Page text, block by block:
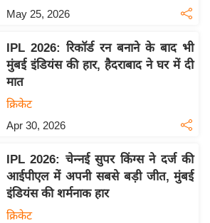
May 25, 2026
IPL 2026: रिकॉर्ड रन बनाने के बाद भी
मुंबई इंडियंस की हार, हैदराबाद ने घर में दी
मात
क्रिकेट
Apr 30, 2026
IPL 2026: चेन्नई सुपर किंग्स ने दर्ज की
आईपीएल में अपनी सबसे बड़ी जीत, मुंबई
इंडियंस की शर्मनाक हार
क्रिकेट